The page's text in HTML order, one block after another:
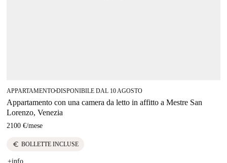
APPARTAMENTO■DISPONIBILE DAL 10 AGOSTO
Appartamento con una camera da letto in affitto a Mestre San
Lorenzo, Venezia
2100 €/mese
euro BOLLETTE INCLUSE
+info